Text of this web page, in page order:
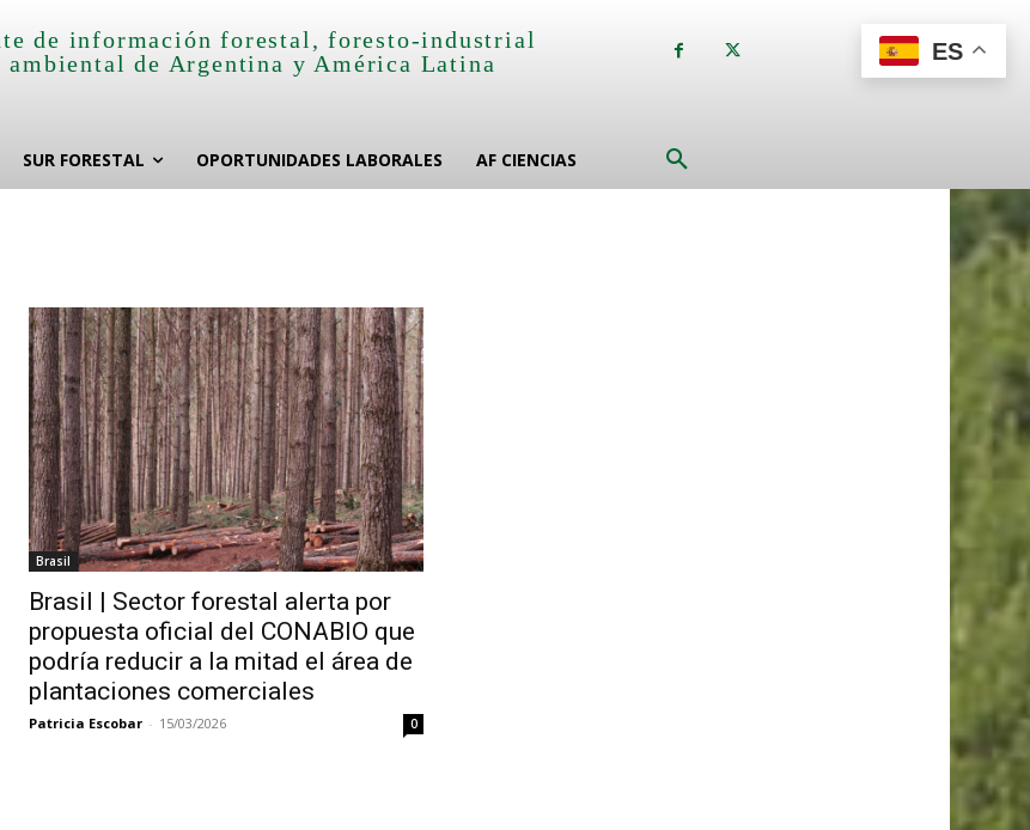
de información forestal, foresto-industrial
ambiental de Argentina y América Latina
SUR FORESTAL OPORTUNIDADES LABORALES AF CIENCIAS
Brasil
Brasil | Sector forestal alerta por
propuesta oficial del CONABIO que
podría reducir a la mitad el área de
plantaciones comerciales
Patricia Escobar - 15/03/2026 0
ES